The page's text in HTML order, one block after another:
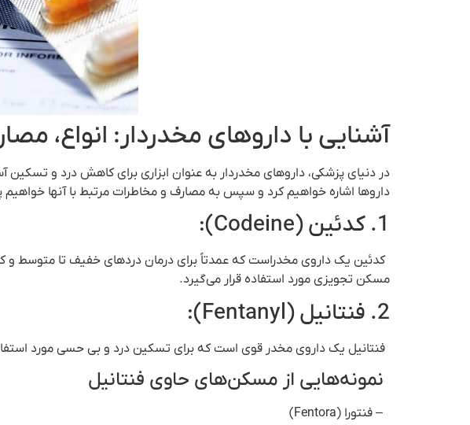
آشنایی با داروهای مخدردار: انواع،
در دنیای پزشکی، داروهای مخدردار به عنوان ابزاری برای کاهش درد و
داروها اشاره خواهیم کرد و سپس به مصارف و مخاطرات مرتبط با آنها خواهیم
1. کدئین (Codeine):
کدئین یک داروی مخدراست که عمدتاً برای درمان دردهای خفیف تا متوسط و
مسکن تجویزی مورد استفاده قرار می‌گیرد.
2. فنتانیل (Fentanyl):
فنتانیل یک داروی مخدر قوی است که برای تسکین درد و بی حسی مورد استفاده قرار می‌گیرد. این دارو حدود ۱۰۰ برابر
نمونه‌هایی از مسکن‌های حاوی فنتانیل
– فنتورا (Fentora)